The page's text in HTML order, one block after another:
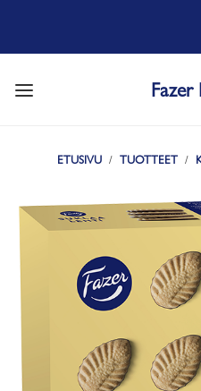
Fazer
ETUSIVU TUOTTEET